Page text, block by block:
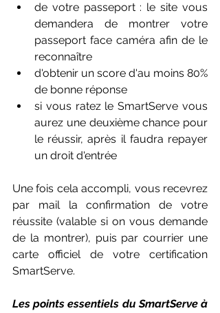
de votre passeport : le site vous
demandera de montrer votre
passeport face caméra afin de le
reconnaître
d'obtenir un score d'au moins 80%
de bonne réponse
si vous ratez le SmartServe vous
aurez une deuxième chance pour
le réussir, après il faudra repayer
un droit d'entrée
Une fois cela accompli, vous recevrez
par mail la confirmation de votre
réussite (valable si on vous demande
de la montrer), puis par courrier une
carte officiel de votre certification
SmartServe.
Les points essentiels du SmartServe à